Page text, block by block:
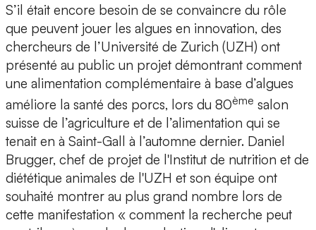
S’il était encore besoin de se convaincre du rôle
que peuvent jouer les algues en innovation, des
chercheurs de l’Université de Zurich (UZH) ont
présenté au public un projet démontrant comment
une alimentation complémentaire à base d’algues
améliore la santé des porcs, lors du 80ème salon
suisse de l’agriculture et de l’alimentation qui se
tenait en à Saint-Gall à l’automne dernier. Daniel
Brugger, chef de projet de l'Institut de nutrition et de
diététique animales de l'UZH et son équipe ont
souhaité montrer au plus grand nombre lors de
cette manifestation « comment la recherche peut